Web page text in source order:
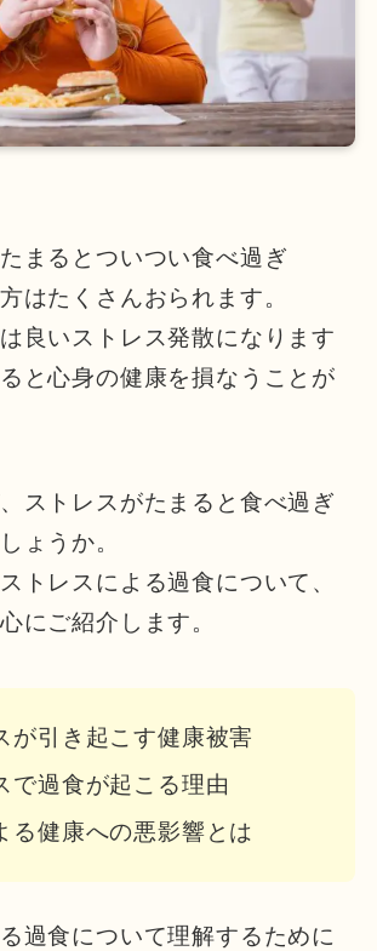
たまるとついつい食べ過ぎ
はたくさんおられます。
良いストレス発散になります
と心身の健康を損なうことが
ストレスがたまると食べ過ぎ
ょうか。
トレスによる過食について、
にご紹介します。
が引き起こす健康被害
で過食が起こる理由
る健康への悪影響とは
過食について理解するために